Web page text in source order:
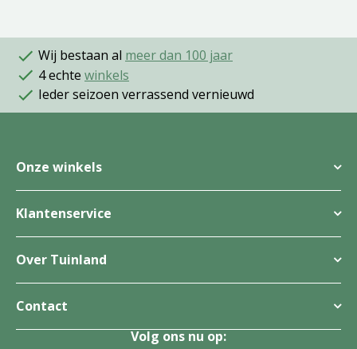
Wij bestaan al meer dan 100 jaar
4 echte winkels
Ieder seizoen verrassend vernieuwd
Onze winkels
Klantenservice
Over Tuinland
Contact
Volg ons nu op: